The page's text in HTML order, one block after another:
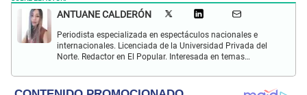
ANTUANE CALDERÓN
Periodista especializada en espectáculos nacionales e
internacionales. Licenciada de la Universidad Privada del
Norte. Redactor en El Popular. Interesada en temas
y televisión.